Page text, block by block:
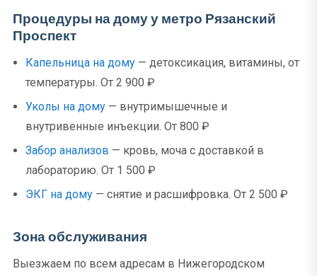
Процедуры на дому у метро Рязанский
Проспект
Капельница на дому — детоксикация, витамины, от
температуры. От 2 900 ₽
Уколы на дому — внутримышечные и
внутривенные инъекции. От 800 ₽
Забор анализов — кровь, моча с доставкой в
лабораторию. От 1 500 ₽
ЭКГ на дому — снятие и расшифровка. От 2 500 ₽
Зона обслуживания
Выезжаем по всем адресам в Нижегородском